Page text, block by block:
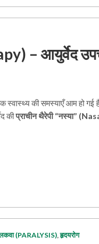
– आयुर्वेद
स्वास्थ्य की समस्याएँ आम हो गई
कीप्राचीन थैरेपी “नस्या”
(PARALYSIS) ,हृदयरोग